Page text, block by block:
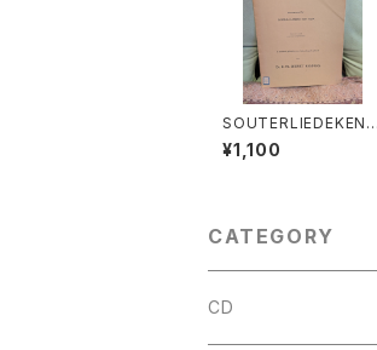
SOUTERLIEDEKENS
(Ps.Ⅰ,Ⅻ,XXXⅠ,XXX
Ⅷ,XL,XLⅡ,LⅢ,LXV)
ET KEMPERS 1927
¥1,100
CATEGORY
CD